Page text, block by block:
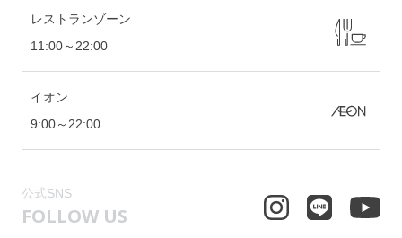
レストランゾーン
11:00～22:00
イオン
9:00～22:00
公式SNS
FOLLOW US